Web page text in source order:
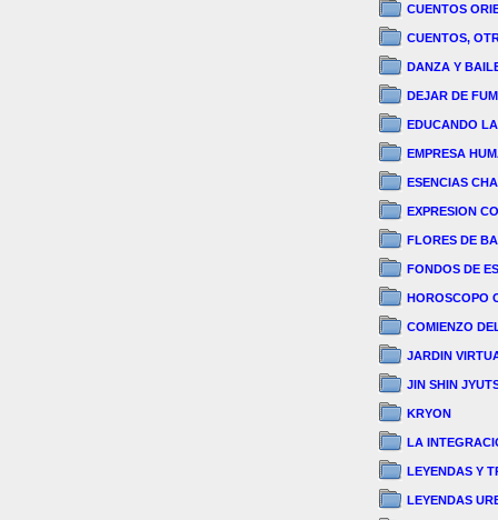
CUENTOS
CUENTOS,
DANZA Y
DEJAR DE
EDUCANDO
EMPRESA
ESENCIAS
EXPRESION
FLORES DE
FONDOS DE
HOROSCOPO
COMIENZO
JARDIN
JIN SHIN
KRYON
LA
LEYENDAS Y
LEYENDAS